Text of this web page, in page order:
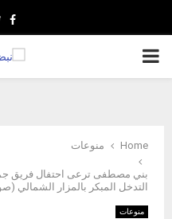
PRIMARY
Home منوعات
بني مصطفى ترعى احتفال فريق
التدخل المبكر بالمزار الشمالي
منوعات